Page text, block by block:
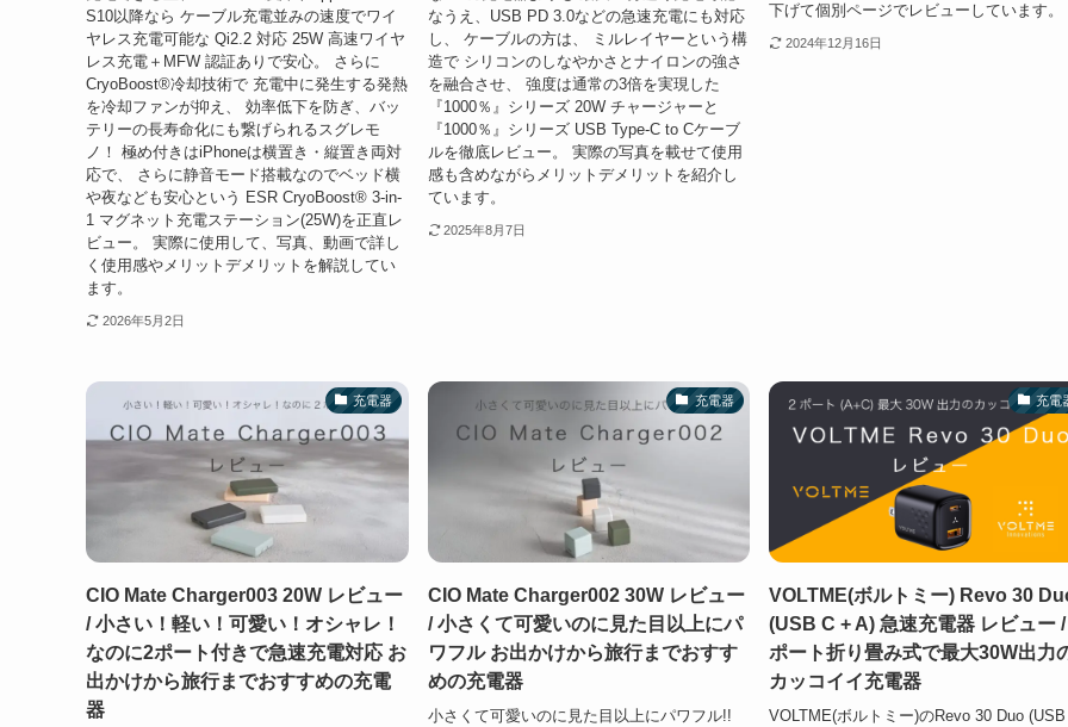
S10以降なら ケーブル充電並みの速度でワイ
ヤレス充電可能な Qi2.2 対応 25W 高速ワイヤ
レス充電＋MFW 認証ありで安心。 さらに
CryoBoost®冷却技術で 充電中に発生する発熱
を冷却ファンが抑え、 効率低下を防ぎ、バッ
テリーの長寿命化にも繋げられるスグレモ
ノ！ 極め付きはiPhoneは横置き・縦置き両対
応で、 さらに静音モード搭載なのでベッド横
や夜なども安心という ESR CryoBoost® 3-in-
1 マグネット充電ステーション(25W)を正直レ
ビュー。 実際に使用して、写真、動画で詳し
く使用感やメリットデメリットを解説してい
ます。
2026年5月2日
なうえ、 USB PD 3.0などの急速充電にも対応
し、 ケーブルの方は、 ミルレイヤーという構
造で シリコンのしなやかさとナイロンの強さ
を融合させ、 強度は通常の3倍を実現した
『1000％』シリーズ 20W チャージャーと
『1000％』シリーズ USB Type-C to Cケーブ
ルを徹底レビュー。 実際の写真を載せて使用
感も含めながらメリットデメリットを紹介し
ています。
2025年8月7日
下げて個別ページでレビューしています。
2024年12月16日
充電器
CIO Mate Charger003 20W レビュー
/ 小さい！軽い！可愛い！オシャレ！
なのに2ポート付きで急速充電対応 お
出かけから旅行までおすすめの充電
器
充電器
CIO Mate Charger002 30W レビュー
/ 小さくて可愛いのに見た目以上にパ
ワフル お出かけから旅行までおすす
めの充電器
小さくて可愛いのに見た目以上にパワフル!!
充電
VOLTME(ボルトミー) Revo 30
(USB C + A) 急速充電器 レビュー
ポート折り畳み式で最大30W出力
カッコイイ充電器
VOLTME(ボルトミー)のRevo 30 Duo